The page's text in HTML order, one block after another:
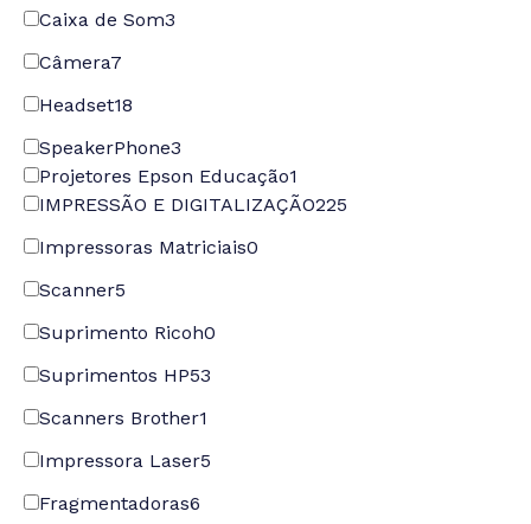
Caixa de Som3
Câmera7
Headset18
SpeakerPhone3
Projetores Epson Educação1
IMPRESSÃO E DIGITALIZAÇÃO225
Impressoras Matriciais0
Scanner5
Suprimento Ricoh0
Suprimentos HP53
Scanners Brother1
Impressora Laser5
Fragmentadoras6